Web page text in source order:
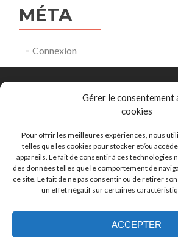
Gérer le consentement
cookies
Pour offrir les meilleures expériences, nous
telles que les cookies pour stocker et/ou
appareils. Le fait de consentir à ces technologies
des données telles que le comportement de
ce site. Le fait de ne pas consentir ou de retirer
un effet négatif sur certaines
ACCEPTER
MÉTA
Connexion
153 rue David Johnston